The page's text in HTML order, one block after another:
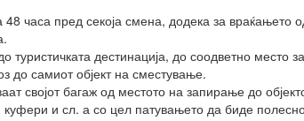
часа пред секоја смена, додека за враќањето
туристичката дестинација, до соодветно место
до самиот објект на сместување.
својот багаж од местото на запирање до
куфери и сл. а со цел патувањето да биде